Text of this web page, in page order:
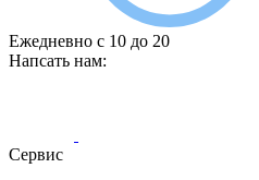
Ежедневно с 10 до 20
Напсать нам:
Сервис